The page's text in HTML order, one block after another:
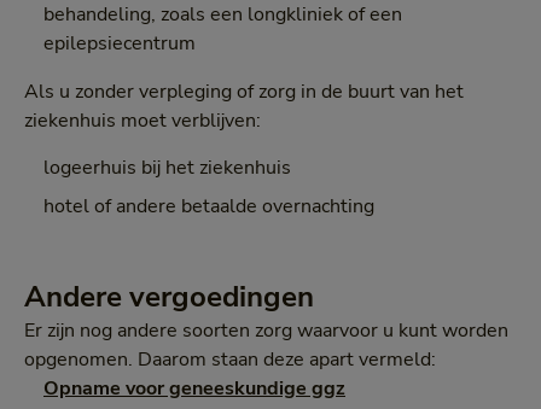
behandeling, zoals een longkliniek of een
epilepsiecentrum
Als u zonder verpleging of zorg in de buurt van het
ziekenhuis moet verblijven:
logeerhuis bij het ziekenhuis
hotel of andere betaalde overnachting
Andere vergoedingen
Er zijn nog andere soorten zorg waarvoor u kunt worden
opgenomen. Daarom staan deze apart vermeld:
Opname voor geneeskundige ggz